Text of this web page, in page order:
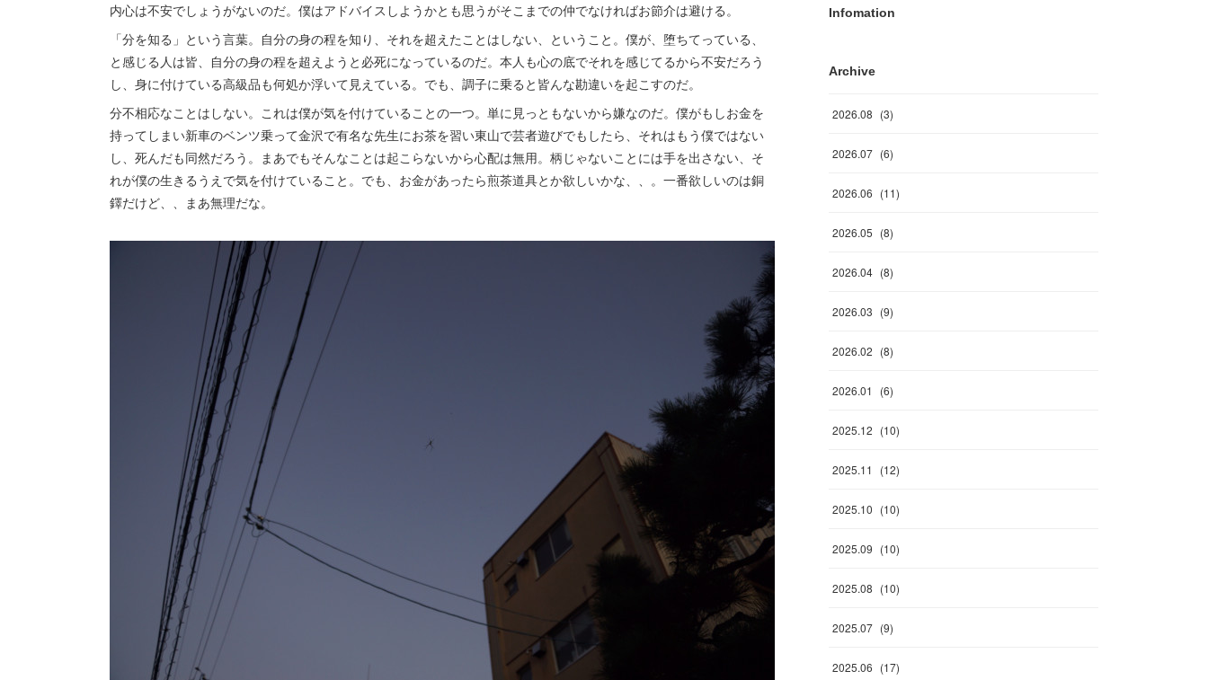
内心は不安でしょうがないのだ。僕はアドバイスしようかとも思うがそこまでの仲でなければお節介は避ける。
「分を知る」という言葉。自分の身の程を知り、それを超えたことはしない、ということ。僕が、堕ちてっている、
と感じる人は皆、自分の身の程を超えようと必死になっているのだ。本人も心の底でそれを感じてるから不安だろう
し、身に付けている高級品も何処か浮いて見えている。でも、調子に乗ると皆んな勘違いを起こすのだ。
分不相応なことはしない。これは僕が気を付けていることの一つ。単に見っともないから嫌なのだ。僕がもしお金を
持ってしまい新車のベンツ乗って金沢で有名な先生にお茶を習い東山で芸者遊びでもしたら、それはもう僕ではない
し、死んだも同然だろう。まあでもそんなことは起こらないから心配は無用。柄じゃないことには手を出さない、そ
れが僕の生きるうえで気を付けていること。でも、お金があったら煎茶道具とか欲しいかな、、。一番欲しいのは銅
鐸だけど、、まあ無理だな。
Infomation
Archive
2026.08 (3)
2026.07 (6)
2026.06 (11)
2026.05 (8)
2026.04 (8)
2026.03 (9)
2026.02 (8)
2026.01 (6)
2025.12 (10)
2025.11 (12)
2025.10 (10)
2025.09 (10)
2025.08 (10)
2025.07 (9)
2025.06 (17)